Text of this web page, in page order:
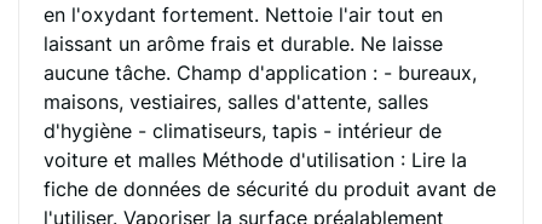
en l'oxydant fortement. Nettoie l'air tout en
laissant un arôme frais et durable. Ne laisse
aucune tâche. Champ d'application : - bureaux,
maisons, vestiaires, salles d'attente, salles
d'hygiène - climatiseurs, tapis - intérieur de
voiture et malles Méthode d'utilisation : Lire la
fiche de données de sécurité du produit avant de
l'utiliser. Vaporiser la surface préalablement